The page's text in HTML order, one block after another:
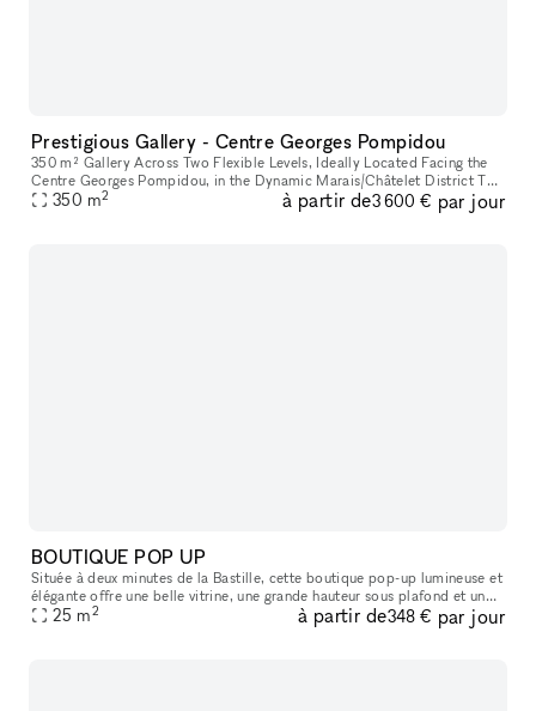
Prestigious Gallery - Centre Georges Pompidou
350 m² Gallery Across Two Flexible Levels, Ideally Located Facing the
Centre Georges Pompidou, in the Dynamic Marais/Châtelet District This
exceptional space offers a modern, versatile environment,
350 m2 à partir de3 600 € par jour
BOUTIQUE POP UP
Située à deux minutes de la Bastille, cette boutique pop-up lumineuse et
élégante offre une belle vitrine, une grande hauteur sous plafond et un
agencement idéal pour tous vos projets : showroom, exp
25 m2 à partir de348 € par jour